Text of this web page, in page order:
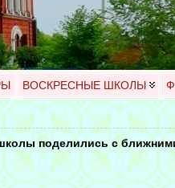
ВОСКРЕСНЫЕ ШКОЛЫ
поделились с